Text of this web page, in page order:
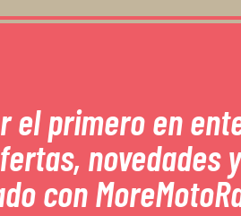
el primero en
novedades
con